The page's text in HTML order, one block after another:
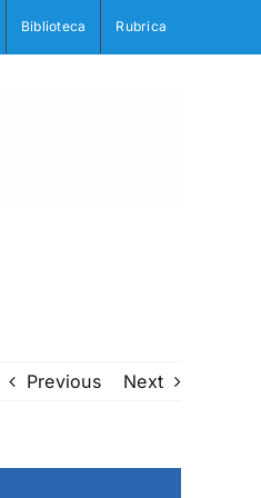
Biblioteca Rubrica
Previous Next